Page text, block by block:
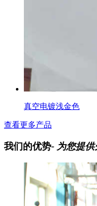
真空电镀浅金色
查看更多产品
我们的优势- 为您提